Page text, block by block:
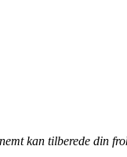
kan tilberede din